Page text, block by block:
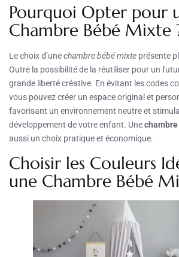
Pourquoi Opter pour
Chambre Bébé Mixte
Le choix d’unechambre bébé mixte présente
Outre la possibilité de la réutiliser pour un
grande liberté créative. En évitant les codes
vous pouvez créer un espace original et
favorisant un environnement neutre et
développement de votre enfant. Une
aussi un choix pratique et économique.
Choisir les Couleurs
une Chambre Bébé